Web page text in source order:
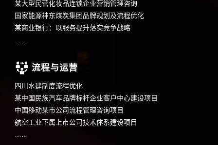
某大型民营化妆品连锁企业营销管理咨询
国家能源神东煤炭集团品牌规划及流程优化
某商业银行：以服务提升落实竞争战略
流程与运营
四川水建制度流程优化
某中国民族汽车品牌标杆企业客户中心建设项目
中国移动某市公司流程管理咨询项目
航空工业下属上市公司技术体系建设项目